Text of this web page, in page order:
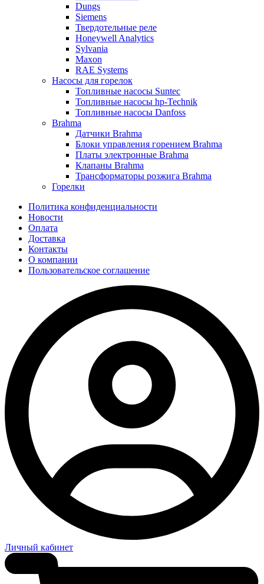
Dungs
Siemens
Твердотельные реле
Honeywell Analytics
Sylvania
Maxon
RAE Systems
Насосы для горелок
Топливные насосы Suntec
Топливные насосы hp-Technik
Топливные насосы Danfoss
Brahma
Датчики Brahma
Блоки управления горением Brahma
Платы электронные Brahma
Клапаны Brahma
Трансформаторы розжига Brahma
Горелки
Политика конфиденциальности
Новости
Оплата
Доставка
Контакты
О компании
Пользовательское соглашение
Личный кабинет